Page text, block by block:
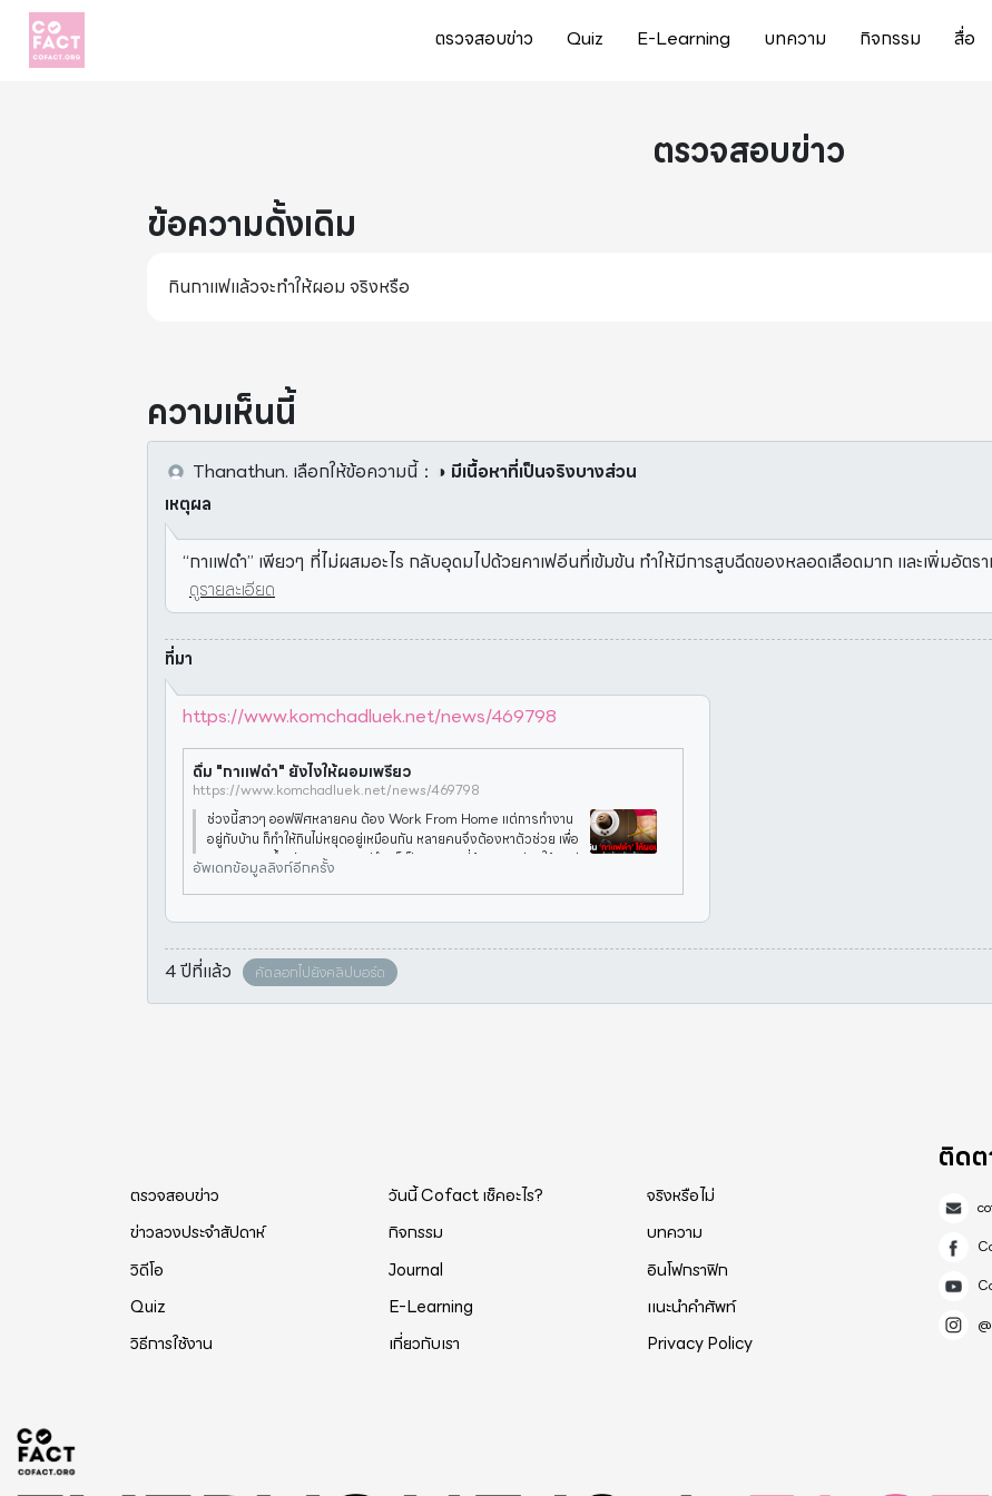
ตรวจสอบข่าว Quiz E-Learning บทความ กิจกรรม สื่อ
ตรวจสอบข่าว
ข้อความดั้งเดิม
กินกาแฟแล้วจะทำให้ผอม จริงหรือ
ความเห็นนี้
Thanathun. เลือกให้ข้อความนี้： ◑ มีเนื้อหาที่เป็นจริงบางส่วน
เหตุผล
“กาแฟดำ” เพียวๆ ที่ไม่ผสมอะไร กลับอุดมไปด้วยคาเฟอีนที่เข้มข้น ทำให้มีการสูบฉีดของหลอดเลือดมาก และเพิ่มอัต
ดูรายละเอียด
ที่มา
https://www.komchadluek.net/news/469798
ดื่ม "กาแฟดำ" ยังไงให้ผอมเพรียว
https://www.komchadluek.net/news/469798
ช่วงนี้สาวๆ ออฟฟิศหลายคน ต้อง Work From Home แต่การทำงาน
อยู่กับบ้าน ก็ทำให้กินไม่หยุดอยู่เหมือนกัน หลายคนจึงต้องหาตัวช่วย เพื่อ
จะลดพุงลดน้ำหนัก และ “กาแฟดำ” ก็เป็นพระเอกขี่ม้าขาวมาช่วยให้คนส่
วนใหญ่ผอ
อัพเดทข้อมูลลิงก์อีกครั้ง
4 ปีที่แล้ว คัดลอกไปยังคลิปบอร์ด
ตรวจสอบข่าว วันนี้ Cofact เช็คอะไร?
จริงหรือไม่
ข่าวลวงประจำสัปดาห์
กิจกรรม
บทความ
วิดีโอ
Journal
อินโฟกราฟิก
Quiz
E-Learning
แนะนำคำศัพท์
วิธีการใช้งาน
เกี่ยวกับเรา Privacy Policy
ติดต